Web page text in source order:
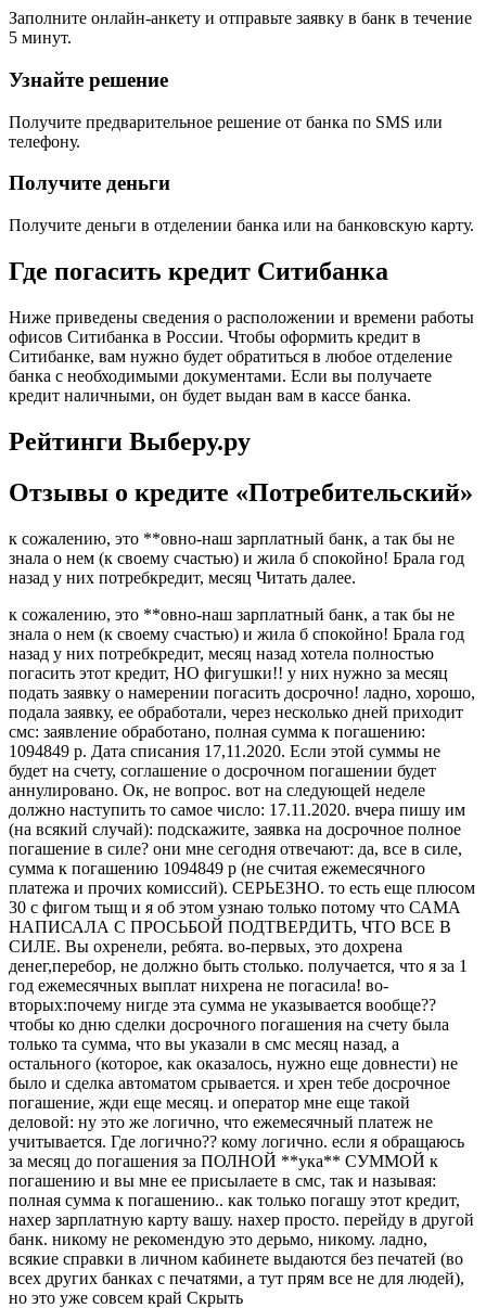
Заполните онлайн-анкету и отправьте заявку в банк в течение
5 минут.
Узнайте решение
Получите предварительное решение от банка по SMS или
телефону.
Получите деньги
Получите деньги в отделении банка или на банковскую карту.
Где погасить кредит Ситибанка
Ниже приведены сведения о расположении и времени работы
офисов Ситибанка в России. Чтобы оформить кредит в
Ситибанке, вам нужно будет обратиться в любое отделение
банка с необходимыми документами. Если вы получаете
кредит наличными, он будет выдан вам в кассе банка.
Рейтинги Выберу.ру
Отзывы о кредите «Потребительский»
к сожалению, это **овно-наш зарплатный банк, а так бы не
знала о нем (к своему счастью) и жила б спокойно! Брала год
назад у них потребкредит, месяц Читать далее.
к сожалению, это **овно-наш зарплатный банк, а так бы не
знала о нем (к своему счастью) и жила б спокойно! Брала год
назад у них потребкредит, месяц назад хотела полностью
погасить этот кредит, НО фигушки!! у них нужно за месяц
подать заявку о намерении погасить досрочно! ладно, хорошо,
подала заявку, ее обработали, через несколько дней приходит
смс: заявление обработано, полная сумма к погашению:
1094849 р. Дата списания 17,11.2020. Если этой суммы не
будет на счету, соглашение о досрочном погашении будет
аннулировано. Ок, не вопрос. вот на следующей неделе
должно наступить то самое число: 17.11.2020. вчера пишу им
(на всякий случай): подскажите, заявка на досрочное полное
погашение в силе? они мне сегодня отвечают: да, все в силе,
сумма к погашению 1094849 р (не считая ежемесячного
платежа и прочих комиссий). СЕРЬЕЗНО. то есть еще плюсом
30 с фигом тыщ и я об этом узнаю только потому что САМА
НАПИСАЛА С ПРОСЬБОЙ ПОДТВЕРДИТЬ, ЧТО ВСЕ В
СИЛЕ. Вы охренели, ребята. во-первых, это дохрена
денег,перебор, не должно быть столько. получается, что я за 1
год ежемесячных выплат нихрена не погасила! во-
вторых:почему нигде эта сумма не указывается вообще??
чтобы ко дню сделки досрочного погашения на счету была
только та сумма, что вы указали в смс месяц назад, а
остального (которое, как оказалось, нужно еще довнести) не
было и сделка автоматом срывается. и хрен тебе досрочное
погашение, жди еще месяц. и оператор мне еще такой
деловой: ну это же логично, что ежемесячный платеж не
учитывается. Где логично?? кому логично. если я обращаюсь
за месяц до погашения за ПОЛНОЙ **ука** СУММОЙ к
погашению и вы мне ее присылаете в смс, так и называя:
полная сумма к погашению.. как только погашу этот кредит,
нахер зарплатную карту вашу. нахер просто. перейду в другой
банк. никому не рекомендую это дерьмо, никому. ладно,
всякие справки в личном кабинете выдаются без печатей (во
всех других банках с печатями, а тут прям все не для людей),
но это уже совсем край Скрыть